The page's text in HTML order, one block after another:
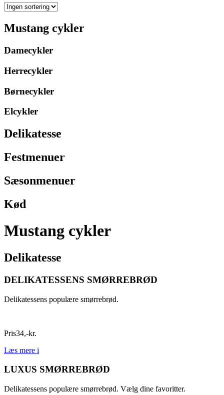
Mustang cykler
Damecykler
Herrecykler
Børnecykler
Elcykler
Delikatesse
Festmenuer
Sæsonmenuer
Kød
Mustang cykler
Delikatesse
DELIKATESSENS SMØRREBRØD
Delikatessens populære smørrebrød.
Pris34,-kr.
Læs mere i
LUXUS SMØRREBRØD
Delikatessens populære smørrebrød. Vælg dine favoritter.